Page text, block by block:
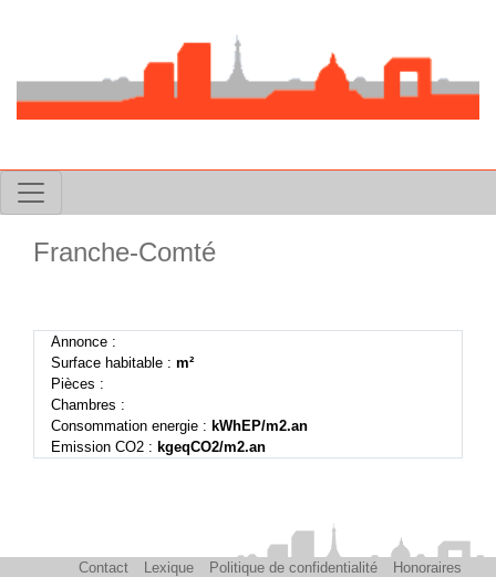
Franche-Comté
Annonce :
Surface habitable : m²
Pièces :
Chambres :
Consommation energie : kWhEP/m2.an
Emission CO2 : kgeqCO2/m2.an
Contact Lexique Politique de confidentialité Honoraires